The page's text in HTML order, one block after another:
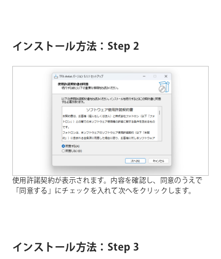
インストール方法：Step 2
使用許諾契約が表示されます。内容を確認し、同意のうえで
「同意する」にチェックを入れて次へをクリックします。
インストール方法：Step 3